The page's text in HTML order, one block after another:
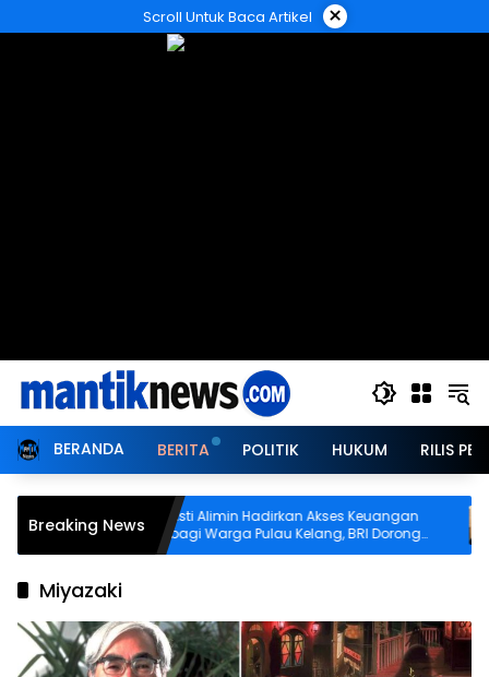
ke
Scroll Untuk Baca Artikel ×
BERANDA BERITA POLITIK HUKUM RILIS
Breaking News
dan
Asti Alimin Hadirkan Akses Keuangan
bagi Warga Pulau Kelang, BRI Dorong
Inklusi hingga Wilayah Kepulauan
Miyazaki